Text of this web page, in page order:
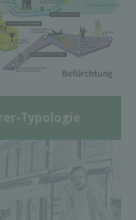
Typologie